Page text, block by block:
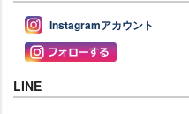
Instagramアカウント
LINE